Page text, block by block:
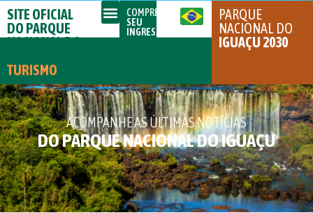
SITE OFICIAL
DO PARQUE
NACIONAL DO
TURISMO
COMPRE
SEU
INGRESSO
PARQUE
NACIONAL DO
IGUAÇU 2030
ACOMPANHE AS ÚLTIMAS NOTÍCIAS
DO PARQUE NACIONAL DO IGUAÇU